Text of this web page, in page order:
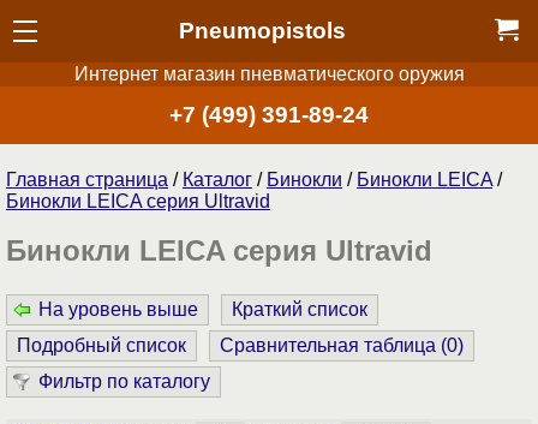
Pneumopistols
Интернет магазин пневматического оружия
+7 (499) 391-89-24
Главная страница / Каталог / Бинокли / Бинокли LEICA/
Бинокли LEICA серия Ultravid
Бинокли LEICA серия Ultravid
На уровень выше
Краткий список
Подробный список
Сравнительная таблица (0)
Фильтр по каталогу